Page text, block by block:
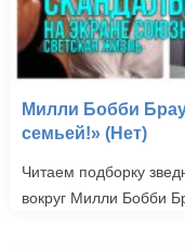
Милли Бобби
семьей!» (Нет)
Читаем подборку
вокруг Милли Бобби